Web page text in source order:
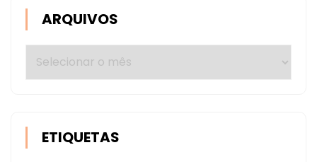
ARQUIVOS
Arquivos
ETIQUETAS